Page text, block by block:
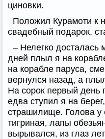
циновки.
Положил Курамоти к
свадебный подарок,
– Нелегко досталась
дней плыл я на
на корабле паруса,
вернулся назад, а
На сорок первый день
едва ступил я на
страшилище. Голова
тигриная, лапы
вырывался, из глаз